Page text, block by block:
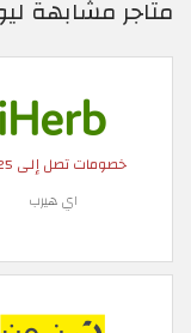
متاجر مشابهة
خصومات تصل إلى 25%
اي هيرب